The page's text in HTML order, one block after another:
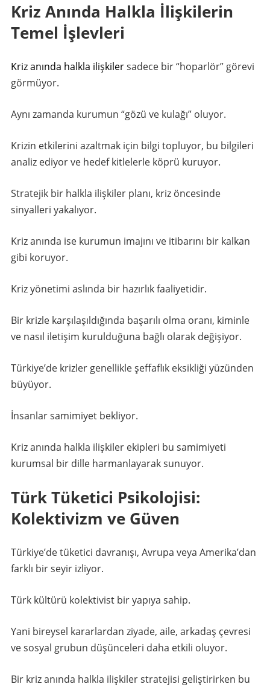
Kriz Anında Halkla İlişkilerin
Temel İşlevleri
Kriz anında halkla ilişkilersadece bir “hoparlör” görevi
görmüyor.
Aynı zamanda kurumun “gözü ve kulağı” oluyor.
Krizin etkilerini azaltmak için bilgi topluyor, bu bilgileri
analiz ediyor ve hedef kitlelerle köprü kuruyor.
Stratejik bir halkla ilişkiler planı, kriz öncesinde
sinyalleri yakalıyor.
Kriz anında ise kurumun imajını ve itibarını bir kalkan
gibi koruyor.
Kriz yönetimi aslında bir hazırlık faaliyetidir.
Bir krizle karşılaşıldığında başarılı olma oranı, kiminle
ve nasıl iletişim kurulduğuna bağlı olarak değişiyor.
Türkiye’de krizler genellikle şeffaflık eksikliği yüzünden
büyüyor.
İnsanlar samimiyet bekliyor.
Kriz anında halkla ilişkiler ekipleri bu samimiyeti
kurumsal bir dille harmanlayarak sunuyor.
Türk Tüketici Psikolojisi:
Kolektivizm ve Güven
Türkiye’de tüketici davranışı, Avrupa veya Amerika’dan
farklı bir seyir izliyor.
Türk kültürü kolektivist bir yapıya sahip.
Yani bireysel kararlardan ziyade, aile, arkadaş çevresi
ve sosyal grubun düşünceleri daha etkili oluyor.
Bir kriz anında halkla ilişkiler stratejisi geliştirirken bu